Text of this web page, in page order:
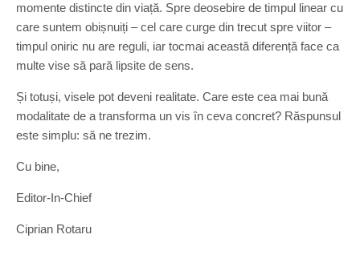
momente distincte din viață. Spre deosebire de timpul linear cu
care suntem obișnuiți – cel care curge din trecut spre viitor –
timpul oniric nu are reguli, iar tocmai această diferență face ca
multe vise să pară lipsite de sens.
Și totuși, visele pot deveni realitate. Care este cea mai bună
modalitate de a transforma un vis în ceva concret? Răspunsul
este simplu: să ne trezim.
Cu bine,
Editor-In-Chief
Ciprian Rotaru